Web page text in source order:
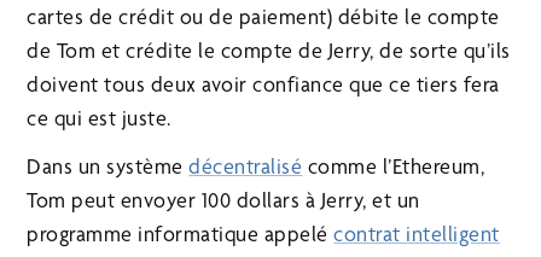
cartes de crédit ou de paiement) débite le compte
de Tom et crédite le compte de Jerry, de sorte qu’ils
doivent tous deux avoir confiance que ce tiers fera
ce qui est juste.
Dans un systèmedécentralisé comme l’Ethereum,
Tom peut envoyer 100 dollars à Jerry, et un
programme informatique appelécontrat intelligent